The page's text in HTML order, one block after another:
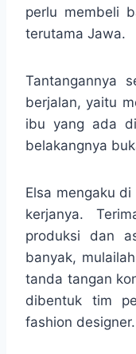
perlu membeli
terutama Jawa.
Tantangannya
berjalan, yaitu
ibu yang ada
belakangnya
Elsa mengaku
kerjanya.
produksi dan
banyak,
tanda tangan
dibentuk tim
fashion designer.